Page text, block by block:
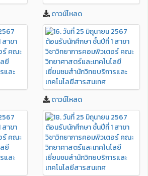
ดาวน์โหลด
ดาวน์โหลด